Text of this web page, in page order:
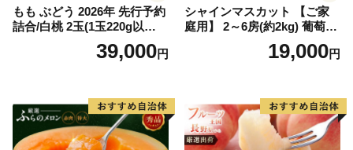
もも ぶどう 2026年 先行予約
詰合/白桃 2玉(1玉220g以
上)・シャインマスカット 晴
39,000円
シャインマスカット 【ご家
庭用】 2～6房(約2kg) 葡萄 ぶ
どう ブドウ フルーツ 果物 く
だもの 果実 旬の果物 旬のフ
19,000円